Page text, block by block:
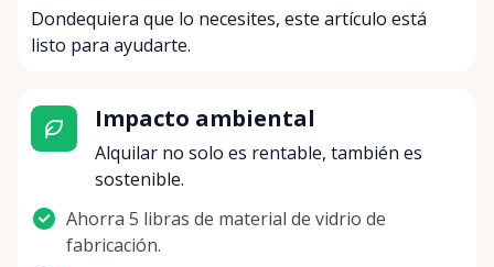
Dondequiera que lo necesites, este artículo está
listo para ayudarte.
Impacto ambiental
Alquilar no solo es rentable, también es
sostenible.
Ahorra 5 libras de material de vidrio de
fabricación.